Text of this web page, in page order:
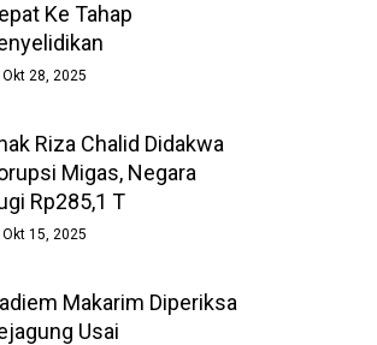
Ke Tahap
Okt 28, 2025
Riza Chalid Didakwa
Migas, Negara
Rp285,1 T
Okt 15, 2025
Makarim Diperiksa
Usai